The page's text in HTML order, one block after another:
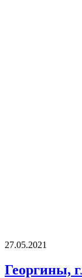
27.05.2021
Георгины,